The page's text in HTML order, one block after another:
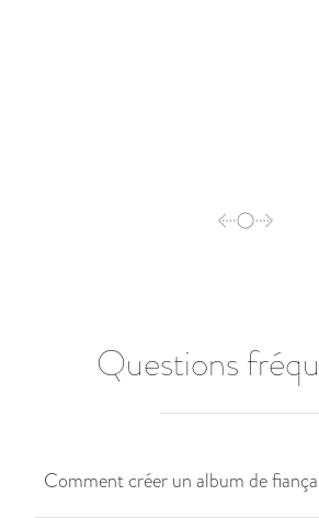
Questions
Comment créer un album de